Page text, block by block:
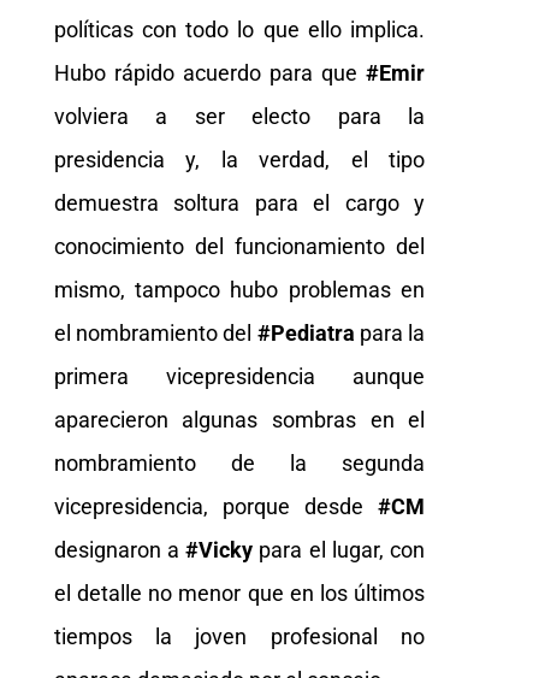
políticas con todo lo que ello implica.
Hubo rápido acuerdo para que#Emir
volviera a ser electo para la
presidencia y, la verdad, el tipo
demuestra soltura para el cargo y
conocimiento del funcionamiento del
mismo, tampoco hubo problemas en
el nombramiento del #Pediatra para la
primera vicepresidencia aunque
aparecieron algunas sombras en el
nombramiento de la segunda
vicepresidencia, porque desde#CM
designaron a #Vicky para el lugar, con
el detalle no menor que en los últimos
tiempos la joven profesional no